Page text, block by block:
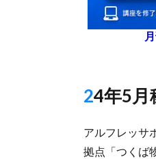
24年5
アルフレッサ
拠点「つくば